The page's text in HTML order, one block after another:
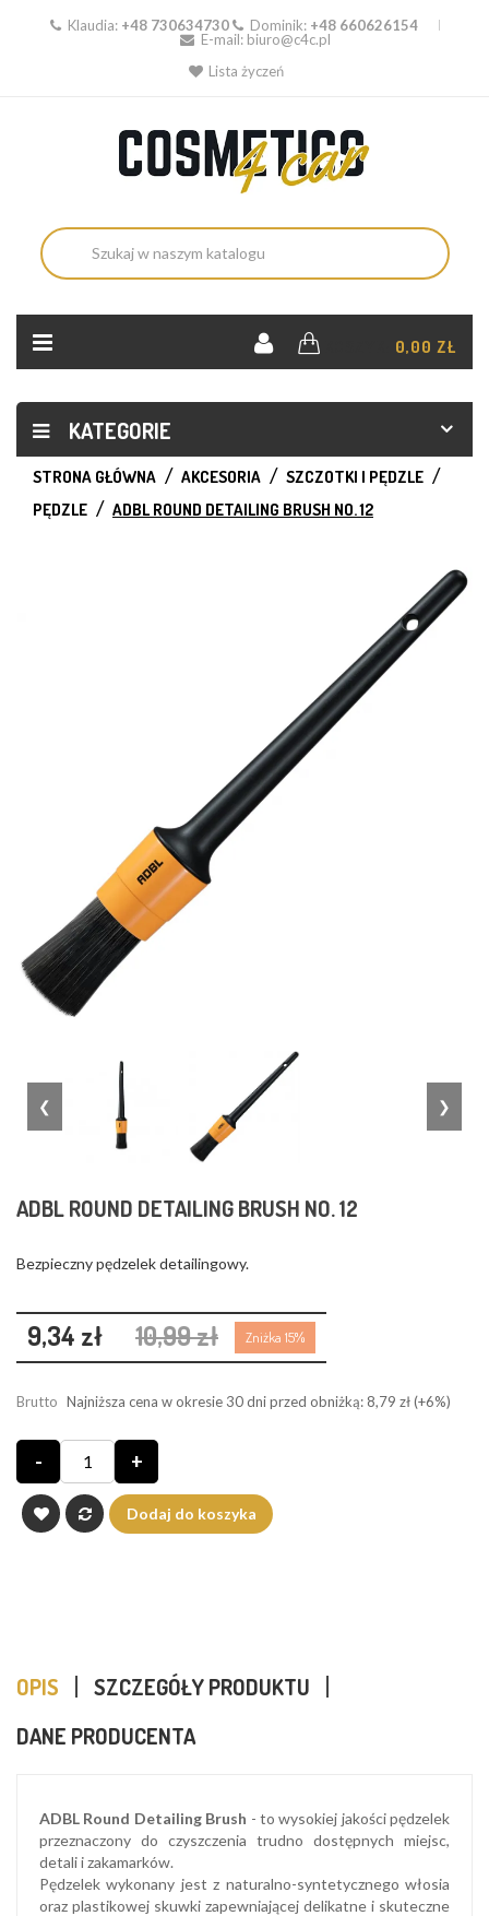
Klaudia: +48 730634730 Dominik: +48 660626154
E-mail: biuro@c4c.pl
Lista życzeń
0,00 ZŁ
KATEGORIE
STRONA GŁÓWNA AKCESORIA
SZCZOTKI I PĘDZLE
PĘDZLE
ADBL ROUND DETAILING BRUSH NO. 12
❮ ❯
ADBL ROUND DETAILING BRUSH NO. 12
Bezpieczny pędzelek detailingowy.
9,34 zł 10,99 zł Zniżka 15%
Brutto Najniższa cena w okresie 30 dni przed obniżką: 8,79 zł(+6%)
- +
Dodaj do koszyka
OPIS
SZCZEGÓŁY PRODUKTU
DANE PRODUCENTA
ADBL Round Detailing Brush - to wysokiej jakości pędzelek
przeznaczony do czyszczenia trudno dostępnych miejsc,
detali i zakamarków.
Pędzelek wykonany jest z naturalno-syntetycznego włosia
oraz plastikowej skuwki zapewniającej delikatne i skuteczne